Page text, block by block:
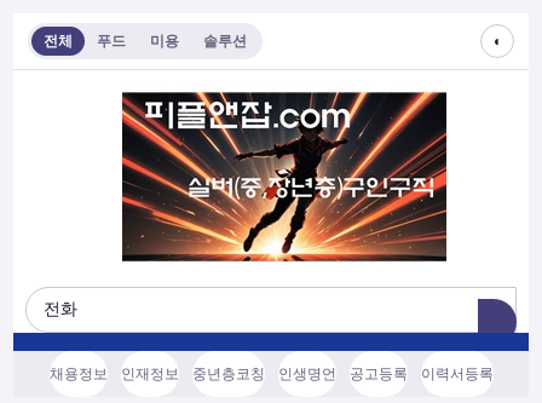
전체 푸드 미용 솔루션 ◐
채용정보 인재정보 중년층코칭 인생명언 공고등록 이력서등록
롱라이프포토
[모집/안내] 스마트폰 하나로 시작하는 …